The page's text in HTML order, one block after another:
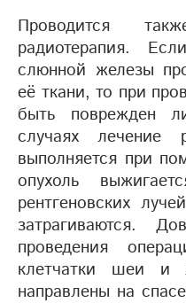
Проводится
радиотерапия.
слюнной железы
её ткани, то при
быть поврежден
случаях лечение
выполняется при
опухоль
рентгеновских
затрагиваются.
проведения
клетчатки шеи и
направлены на